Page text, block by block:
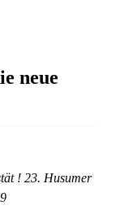
neue
! 23. Husumer